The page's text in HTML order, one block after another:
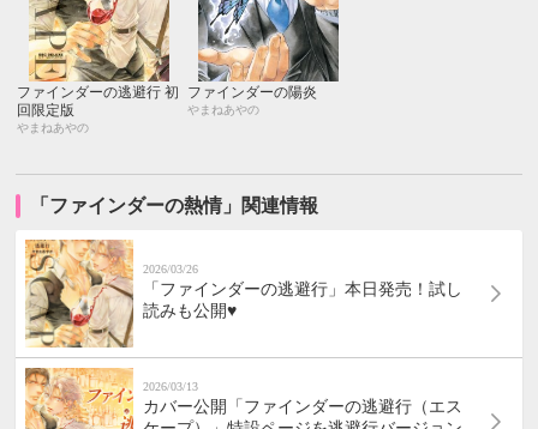
ファインダーの逃避行 初
回限定版
やまねあやの
ファインダーの陽炎
やまねあやの
「ファインダーの熱情」関連情報
2026/03/26
「ファインダーの逃避行」本日発売！試し
読みも公開♥
2026/03/13
カバー公開「ファインダーの逃避行（エス